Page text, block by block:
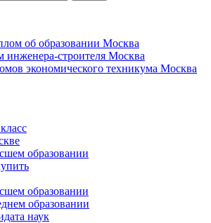
об образовании Москва
инженера-строителя Москва
экономического техникума Москва
образовании
образовании
образовании
наук